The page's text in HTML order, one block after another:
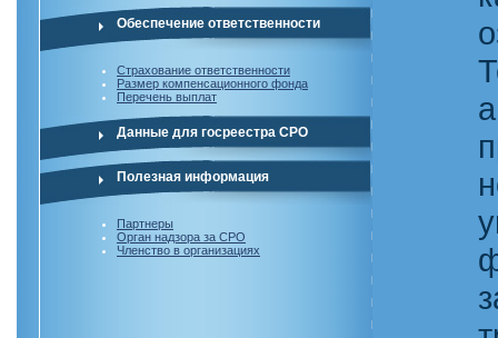
Обеспечение ответственности
Страхование ответственности
Размер компенсационного фонда
Перечень выплат
Данные для госреестра СРО
Полезная информация
Партнеры
Орган надзора за СРО
Членство в организациях